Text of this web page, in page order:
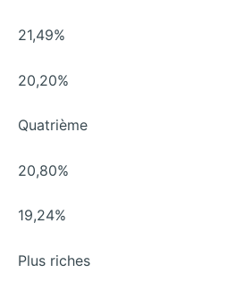
21,49%
20,20%
Quatrième
20,80%
19,24%
Plus riches